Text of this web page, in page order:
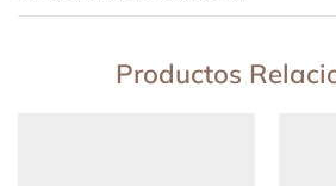
Productos